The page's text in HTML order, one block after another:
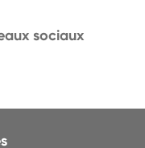
sociaux